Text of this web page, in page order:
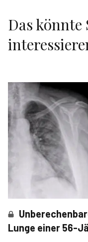
Das könnte
Lunge einer 56-